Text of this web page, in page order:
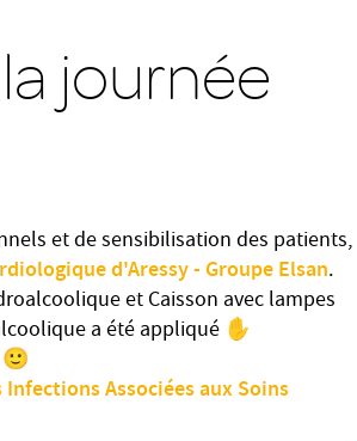
journée
et de sensibilisation des patients,
d'Aressy - Groupe Elsan.
et Caisson avec lampes
a été appliqué ✋
🙂
Associées aux Soins